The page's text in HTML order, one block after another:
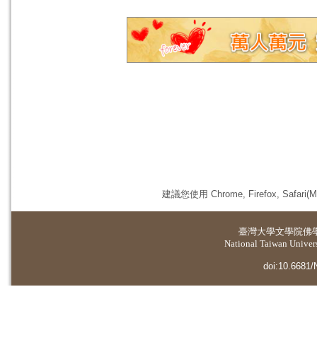
建議您使用 Chrome, Firefox,
臺灣大學文學院佛
National Taiwan
doi:10.6681/